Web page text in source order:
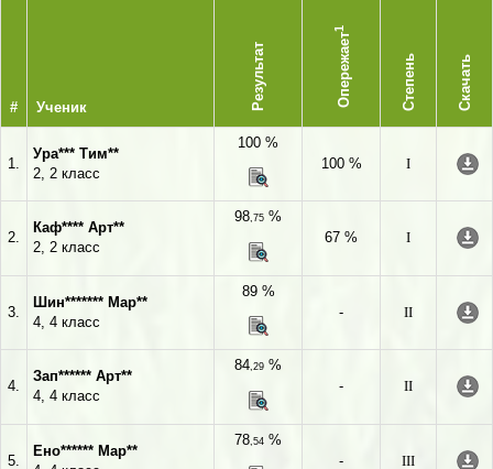
# Ученик Результат Опережает
1
Степень Скачать
1.
Ура*** Тим**
2, 2 класс
100 %
100 %
I
2.
Каф**** Арт**
2, 2 класс
98,75 %
67 %
I
3.
Шин******* Мар**
4, 4 класс
89 %
-
II
4.
Зап****** Арт**
4, 4 класс
84,29 %
-
II
5.
Ено****** Мар**
78,54 %
-
III